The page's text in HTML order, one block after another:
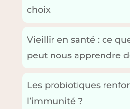
choix
Vieillir en santé : ce
peut nous apprendre
Les probiotiques
l’immunité ?